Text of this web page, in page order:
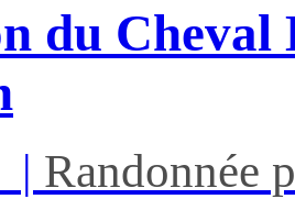
du
| Randonnée